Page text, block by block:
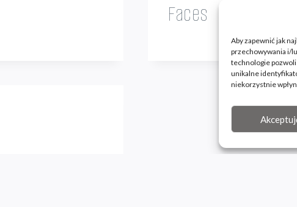
Aby zapewnić jak
przechowywania i/
technologie pozwoli
unikalne
niekorzystnie
Faces